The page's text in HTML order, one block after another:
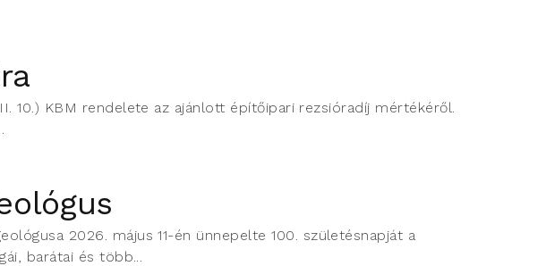
10.) KBM rendelete az ajánlott építőipari rezsióradíj mértékéről.
2026. május 11-én ünnepelte 100. születésnapját a
barátai és több...